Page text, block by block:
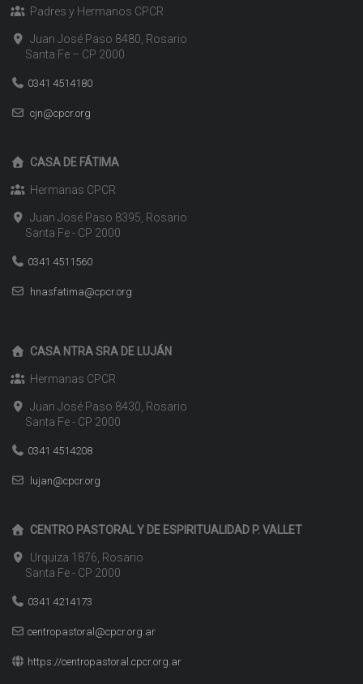
Padres y Hermanos CPCR
Juan José Paso 8480, Rosario
Santa Fe – CP 2000
0341 4514180
cjn@cpcr.org
CASA DE FÁTIMA
Hermanas CPCR
Juan José Paso 8395, Rosario
Santa Fe - CP 2000
0341 4511560
hnasfatima@cpcr.org
CASA NTRA SRA DE LUJÁN
Hermanas CPCR
Juan José Paso 8430, Rosario
Santa Fe - CP 2000
0341 4514208
lujan@cpcr.org
CENTRO PASTORAL Y DE ESPIRITUALIDAD P. VALLET
Urquiza 1876, Rosario
Santa Fe - CP 2000
0341 4214173
centropastoral@cpcr.org.ar
https://centropastoral.cpcr.org.ar